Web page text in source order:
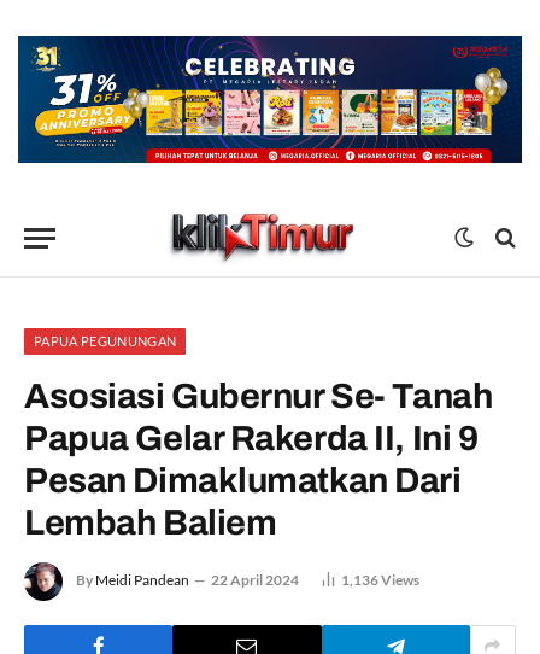
PAPUA PEGUNUNGAN
Asosiasi Gubernur Se- Tanah
Papua Gelar Rakerda II, Ini 9
Pesan Dimaklumatkan Dari
Lembah Baliem
By Meidi Pandean 22 April 2024 1,136Views